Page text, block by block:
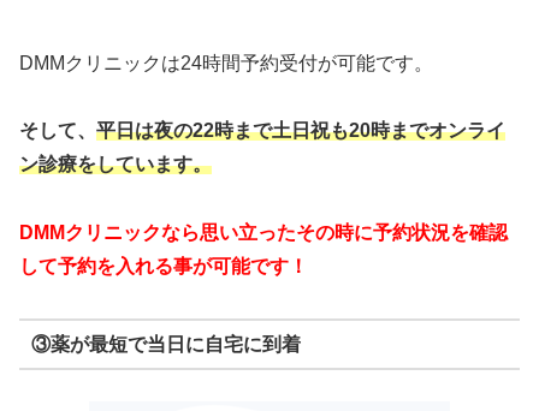
DMMクリニックは24時間予約受付が可能です。
そして、 平日は夜の22時まで土日祝も20時までオンライ
ン診療をしています。
DMMクリニックなら思い立ったその時に予約状況を確認
して予約を入れる事が可能です！
③薬が最短で当日に自宅に到着